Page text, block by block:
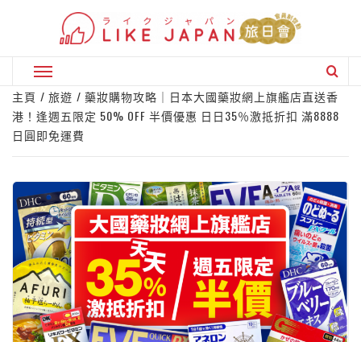
Primary
Menu
主頁 旅遊
藥妝購物攻略｜日本大國藥妝網上旗艦店直送香
港！逢週五限定 50% OFF 半價優惠 日日35％激抵折扣 滿8888
日圓即免運費